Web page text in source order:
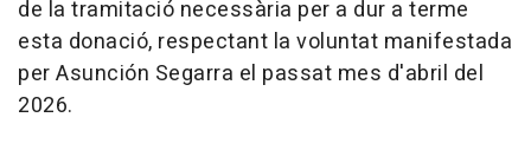
de la tramitació necessària per a dur a terme
esta donació, respectant la voluntat manifestada
per Asunción Segarra el passat mes d'abril del
2026.